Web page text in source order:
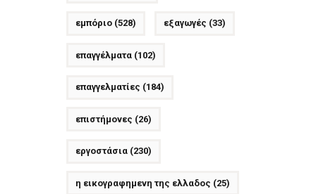
εμπόριο(528) εξαγωγές (33)
επαγγέλματα(102)
επαγγελματίες (184)
επιστήμονες (26)
εργοστάσια(230)
η εικογραφημενη της ελλαδος (25)